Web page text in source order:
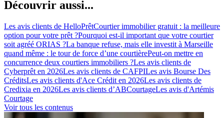
Découvrir aussi...
Les avis clients de HelloPrêtCourtier immobilier gratuit : la meilleure
option pour votre prêt ?Pourquoi est-il important que votre courtier
soit agréé ORIAS ?La banque refuse, mais elle investit à Marseille
quand même : le tour de force d’une courtièrePeut-on mettre en
concurrence deux courtiers immobiliers ?Les avis clients de
Cyberprêt en 2026Les avis clients de CAFPILes avis Bourse Des
CréditsLes avis clients d'Ace Crédit en 2026Les avis clients de
Credixia en 2026Les avis clients d’ABCourtageLes avis d'Artémis
Courtage
Voir tous les contenus